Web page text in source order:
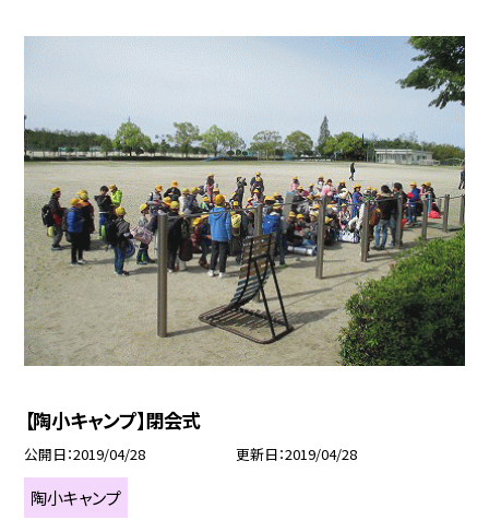
【陶小キャンプ】閉会式
公開日 2019/04/28 更新日 2019/04/28
陶小キャンプ